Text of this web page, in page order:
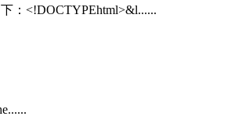
：<!DOCTYPEhtml>&l......